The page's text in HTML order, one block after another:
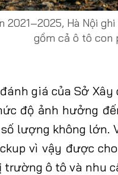
2021–2025, Hà Nội
gồm cả ô tô con
giá của Sở
độ ảnh hưởng
lượng không lớn.
vì vậy được
ô tô và nhu